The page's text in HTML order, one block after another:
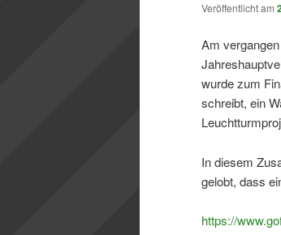
Veröffentlicht am
Am
wurde zum
schreibt, ein
In diesem
gelobt, dass
https://